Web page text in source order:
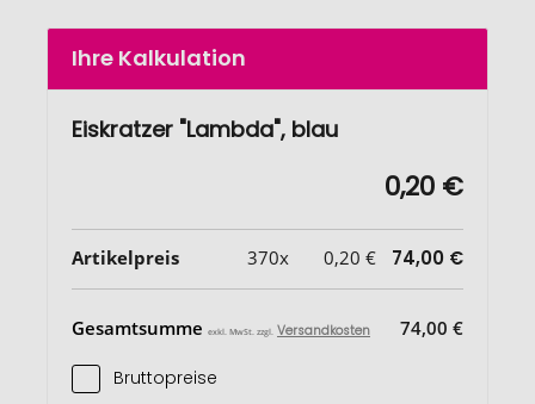
Ihre Kalkulation
Eiskratzer "Lambda", blau
0,20 €
Artikelpreis 370x 0,20 € 74,00 €
Gesamtsumme exkl. MwSt. zzgl. Versandkosten 74,00 €
Bruttopreise